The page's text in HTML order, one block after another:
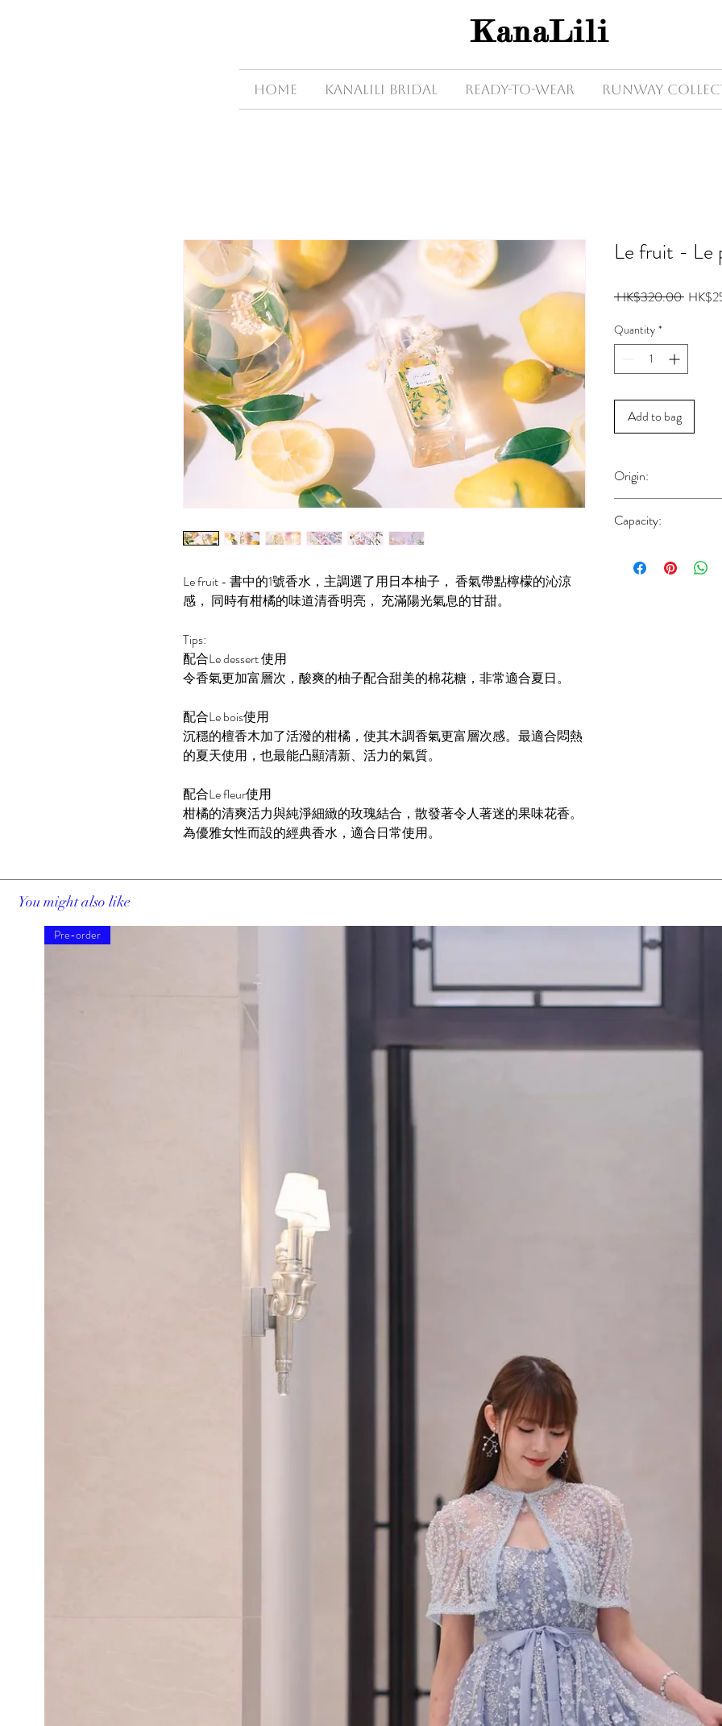
KanaLili
HOME KanaLili Bridal Ready-to-wear Runway
Le fruit - 書中的1號香水，主調選了用日本柚子， 香氣帶點檸檬的沁涼
感， 同時有柑橘的味道清香明亮， 充滿陽光氣息的甘甜。
Tips:
配合Le dessert 使用
令香氣更加富層次，酸爽的柚子配合甜美的棉花糖，非常適合夏日。
配合Le bois使用
沉穩的檀香木加了活潑的柑橘，使其木調香氣更富層次感。最適合悶熱
的夏天使用，也最能凸顯清新、活力的氣質。
配合Le fleur使用
柑橘的清爽活力與純淨細緻的玫瑰結合，散發著令人著迷的果味花香。
為優雅女性而設的經典香水，適合日常使用。
Le fruit - Le
HK$320.00 Regular
Quantity *
Add to bag
Origin:
Capacity:
You might also like
Pre-order